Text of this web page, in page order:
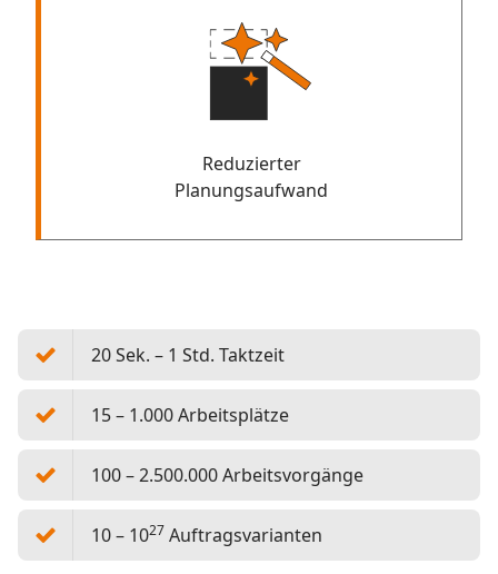
Reduzierter
Planungsaufwand
20 Sek. – 1 Std. Taktzeit
15 – 1.000 Arbeitsplätze
100 – 2.500.000 Arbeitsvorgänge
10 – 1027 Auftragsvarianten